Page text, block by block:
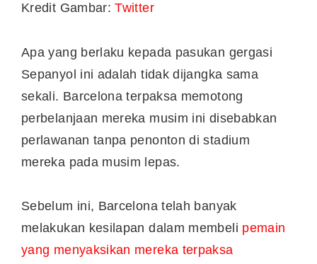
Kredit Gambar:Twitter
Apa yang berlaku kepada pasukan gergasi
Sepanyol ini adalah tidak dijangka sama
sekali. Barcelona terpaksa memotong
perbelanjaan mereka musim ini disebabkan
perlawanan tanpa penonton di stadium
mereka pada musim lepas.
Sebelum ini, Barcelona telah banyak
melakukan kesilapan dalam membeli pemain
yang menyaksikan mereka terpaksa